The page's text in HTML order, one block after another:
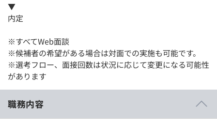
▼
内定
※すべてWeb面談
※候補者の希望がある場合は対面での実施も可能です。
※選考フロー、面接回数は状況に応じて変更になる可能性
があります
職務内容